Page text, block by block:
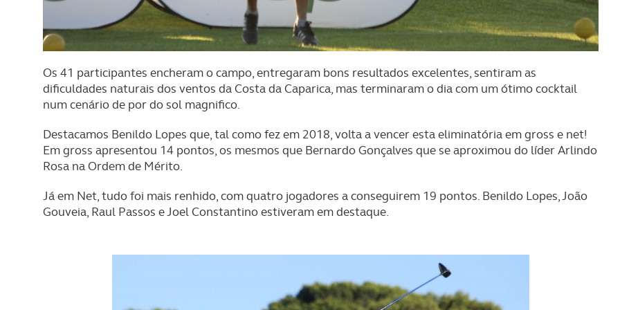
Os 41 participantes encheram o campo, entregaram bons resultados excelentes, sentiram as
dificuldades naturais dos ventos da Costa da Caparica, mas terminaram o dia com um ótimo cocktail
num cenário de por do sol magnifico.
Destacamos Benildo Lopes que, tal como fez em 2018, volta a vencer esta eliminatória em gross e net!
Em gross apresentou 14 pontos, os mesmos que Bernardo Gonçalves que se aproximou do líder Arlindo
Rosa na Ordem de Mérito.
Já em Net, tudo foi mais renhido, com quatro jogadores a conseguirem 19 pontos. Benildo Lopes, João
Gouveia, Raul Passos e Joel Constantino estiveram em destaque.